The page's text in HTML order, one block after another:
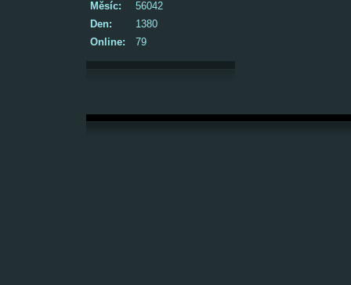
Online: 79
Měsíc:
56042
Den:
1380